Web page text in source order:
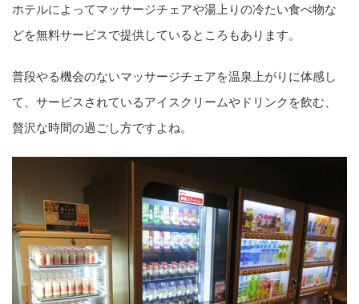
ホテルによってマッサージチェアや湯上りの冷たい食べ物な
どを無料サービスで提供しているところもあります。
普段やる機会のないマッサージチェアを温泉上がりに体感し
て、サービスされているアイスクリームやドリンクを飲む、
贅沢な時間の過ごし方ですよね。